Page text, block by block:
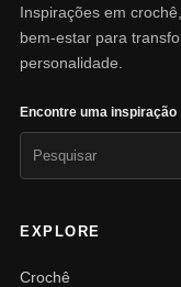
Inspirações em
bem-estar para
personalidade.
Encontre uma inspiração
EXPLORE
Crochê